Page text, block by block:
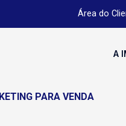
Área do
A
PARA VENDA